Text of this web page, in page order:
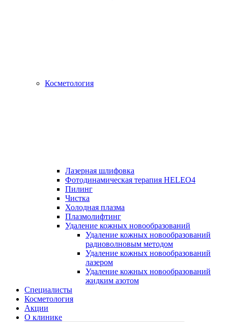
Косметология
Лазерная шлифовка
Фотодинамическая терапия HELEO4
Пилинг
Чистка
Холодная плазма
Плазмолифтинг
Удаление кожных новообразований
Удаление кожных новообразований
радиоволновым методом
Удаление кожных новообразований
лазером
Удаление кожных новообразований
жидким азотом
Специалисты
Косметология
Акции
О клинике